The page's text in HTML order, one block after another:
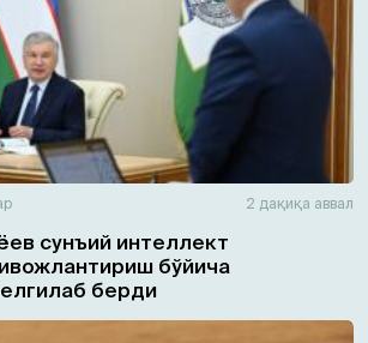
2 дақиқа аввал
сунъий интеллект
бўйича
берди